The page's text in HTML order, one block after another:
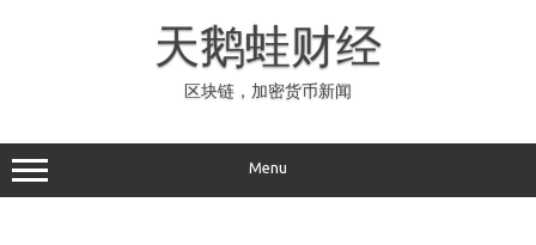
天鹅蛙财经
区块链，加密货币新闻
Menu